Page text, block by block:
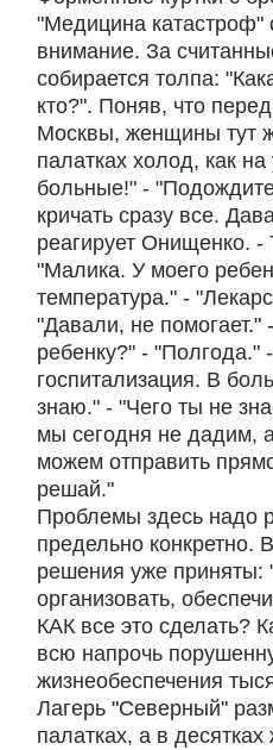
"Медицина катастроф"
внимание. За
собирается толпа:
кто?". Поняв, что
Москвы, женщины тут
палатках холод, как
больные!" -
кричать сразу все.
реагирует Онищенко. -
"Малика. У моего
температура." -
"Давали, не помогает."
ребенку?" - "Полгода."
госпитализация. В
знаю." - "Чего ты не
мы сегодня не дадим,
можем отправить
решай."
Проблемы здесь надо
предельно
решения уже приняты:
организовать,
КАК все это сделать?
всю напрочь
жизнеобеспечения
Лагерь "Северный"
палатках, а в